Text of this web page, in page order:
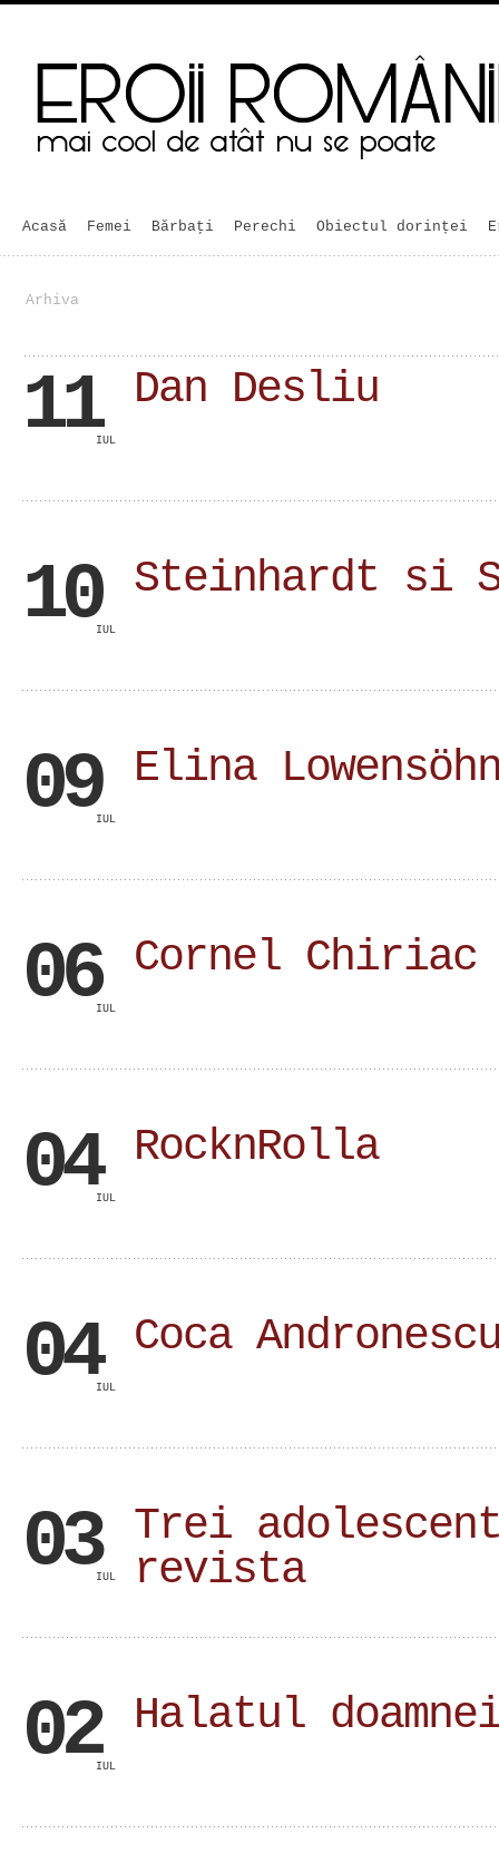
Acasă Femei Bărbaţi Perechi Obiectul dorinței
Arhiva
11IUL
Dan Desliu
10IUL
Steinhardt si
09IUL
Elina
06IUL
Cornel Chiriac
04IUL
RocknRolla
04IUL
Coca
03IUL
Trei
revista
02IUL
Halatul